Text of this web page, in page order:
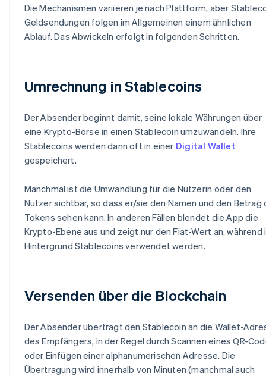
Die Mechanismen variieren je nach Plattform, aber
Geldsendungen folgen im Allgemeinen einem ähnlichen
Ablauf. Das Abwickeln erfolgt in folgenden Schritten.
Umrechnung in Stablecoins
Der Absender beginnt damit, seine lokale Währungen über
eine Krypto-Börse in einen Stablecoin umzuwandeln. Ihre
Stablecoins werden dann oft in einer Digital Wallet
gespeichert.
Manchmal ist die Umwandlung für die Nutzerin oder den
Nutzer sichtbar, so dass er/sie den Namen und den Betrag
Tokens sehen kann. In anderen Fällen blendet die App die
Krypto-Ebene aus und zeigt nur den Fiat-Wert an, während
Hintergrund Stablecoins verwendet werden.
Versenden über die Blockchain
Der Absender überträgt den Stablecoin an die Wallet-
des Empfängers, in der Regel durch Scannen eines QR-
oder Einfügen einer alphanumerischen Adresse. Die
Übertragung wird innerhalb von Minuten (manchmal auch